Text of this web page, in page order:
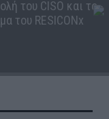
του CISO και το
του RESICONx